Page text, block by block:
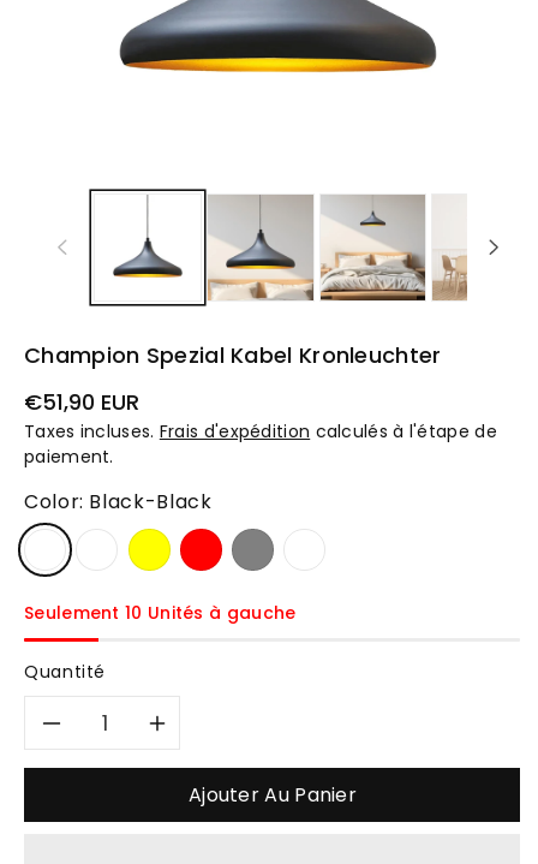
Champion Spezial Kabel Kronleuchter
Prix
habituel
€51,90 EUR
Taxes incluses. Frais d'expédition calculés à l'étape de
paiement.
Color: Black-Black
Seulement 10 Unités à gauche
Quantité
RéduireAugmenter
Ajouter Au Panier